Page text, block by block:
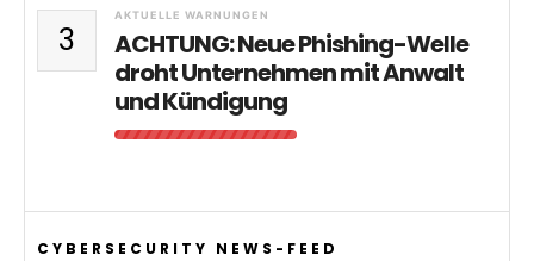
3
AKTUELLE WARNUNGEN
ACHTUNG: Neue Phishing-Welle
droht Unternehmen mit Anwalt
und Kündigung
CYBERSECURITY NEWS-FEED